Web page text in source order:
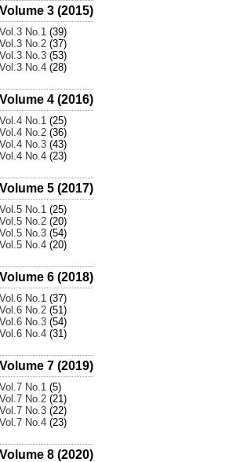
Volume 3 (2015)
Vol.3 No.1 (39)
Vol.3 No.2 (37)
Vol.3 No.3 (53)
Vol.3 No.4 (28)
Volume 4 (2016)
Vol.4 No.1 (25)
Vol.4 No.2 (36)
Vol.4 No.3 (43)
Vol.4 No.4 (23)
Volume 5 (2017)
Vol.5 No.1 (25)
Vol.5 No.2 (20)
Vol.5 No.3 (54)
Vol.5 No.4 (20)
Volume 6 (2018)
Vol.6 No.1 (37)
Vol.6 No.2 (51)
Vol.6 No.3 (54)
Vol.6 No.4 (31)
Volume 7 (2019)
Vol.7 No.1 (5)
Vol.7 No.2 (21)
Vol.7 No.3 (22)
Vol.7 No.4 (23)
Volume 8 (2020)